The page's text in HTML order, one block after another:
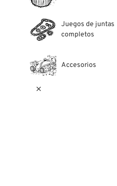
Juegos de juntas
completos
Accesorios
